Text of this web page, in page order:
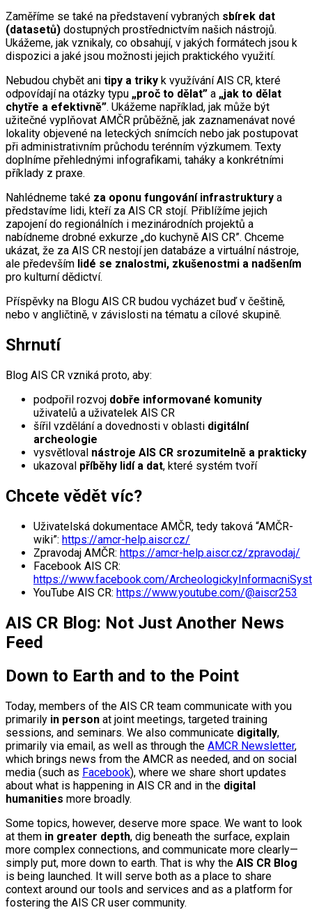
Zaměříme se také na představení vybraných sbírek dat
(datasetů) dostupných prostřednictvím našich nástrojů.
Ukážeme, jak vznikaly, co obsahují, v jakých formátech jsou k
dispozici a jaké jsou možnosti jejich praktického využití.
Nebudou chybět ani tipy a triky k využívání AIS CR, které
odpovídají na otázky typu „proč to dělat” a „jak to dělat
chytře a efektivně”. Ukážeme například, jak může být
užitečné vyplňovat AMČR průběžně, jak zaznamenávat nové
lokality objevené na leteckých snímcích nebo jak postupovat
při administrativním průchodu terénním výzkumem. Texty
doplníme přehlednými infografikami, taháky a konkrétními
příklady z praxe.
Nahlédneme také za oponu fungování infrastruktury a
představíme lidi, kteří za AIS CR stojí. Přiblížíme jejich
zapojení do regionálních i mezinárodních projektů a
nabídneme drobné exkurze „do kuchyně AIS CR”. Chceme
ukázat, že za AIS CR nestojí jen databáze a virtuální nástroje,
ale především lidé se znalostmi, zkušenostmi a nadšením
pro kulturní dědictví.
Příspěvky na Blogu AIS CR budou vycházet buď v češtině,
nebo v angličtině, v závislosti na tématu a cílové skupině.
Shrnutí
Blog AIS CR vzniká proto, aby:
podpořil rozvoj dobře informované komunity
uživatelů a uživatelek AIS CR
šířil vzdělání a dovednosti v oblasti digitální
archeologie
vysvětloval nástroje AIS CR srozumitelně a prakticky
ukazoval příběhy lidí a dat, které systém tvoří
Chcete vědět víc?
Uživatelská dokumentace AMČR, tedy taková “AMČR-
wiki”: https://amcr-help.aiscr.cz/
Zpravodaj AMČR: https://amcr-help.aiscr.cz/zpravodaj/
Facebook AIS CR:
https://www.facebook.com/
YouTube AIS CR: https://www.youtube.com/@aiscr253
AIS CR Blog: Not Just Another News
Feed
Down to Earth and to the Point
Today, members of the AIS CR team communicate with you
primarily in person at joint meetings, targeted training
sessions, and seminars. We also communicate digitally,
primarily via email, as well as through the AMCR Newsletter,
which brings news from the AMCR as needed, and on social
media (such as Facebook), where we share short updates
about what is happening in AIS CR and in the digital
humanities more broadly.
Some topics, however, deserve more space. We want to look
at them in greater depth, dig beneath the surface, explain
more complex connections, and communicate more clearly—
simply put, more down to earth. That is why the AIS CR Blog
is being launched. It will serve both as a place to share
context around our tools and services and as a platform for
fostering the AIS CR user community.